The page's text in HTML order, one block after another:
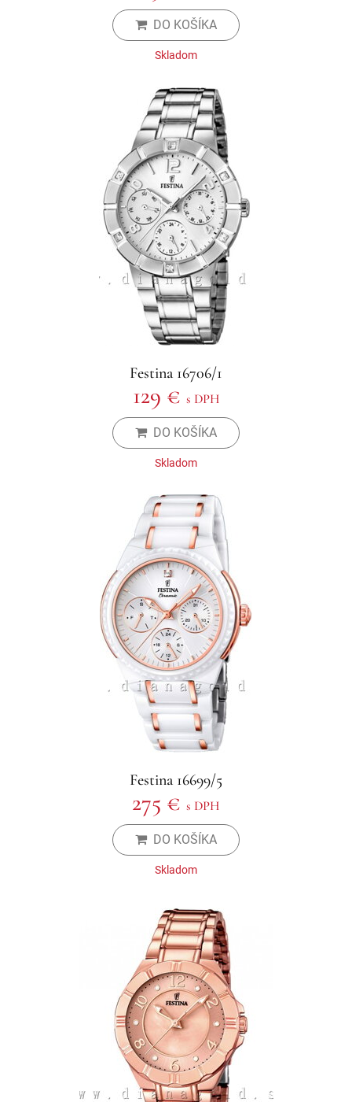
DO KOŠÍKA
Skladom
Festina 16706/1
129 € s DPH
DO KOŠÍKA
Skladom
Festina 16699/5
275 € s DPH
DO KOŠÍKA
Skladom